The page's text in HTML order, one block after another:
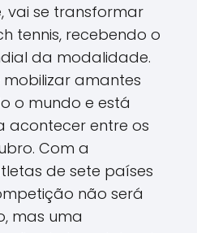
vai se transformar
tennis, recebendo o
da modalidade.
amantes
o mundo e está
entre os
Com a
de sete países
não será
mas uma